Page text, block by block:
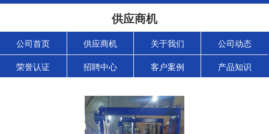
供应商机
公司首页 供应商机 关于我们 公司动态
荣誉认证 招聘中心 客户案例 产品知识